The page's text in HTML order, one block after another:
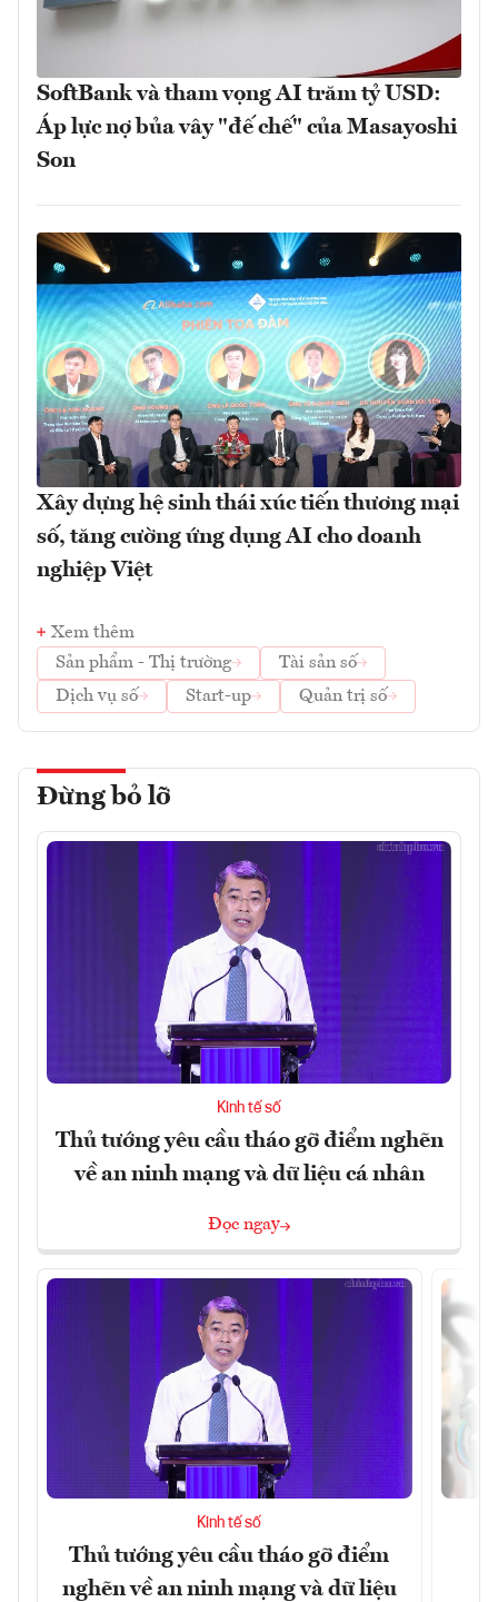
SoftBank và tham vọng AI trăm tỷ USD:
Áp lực nợ bủa vây "đế chế" của Masayoshi
Son
Xây dựng hệ sinh thái xúc tiến thương mại
số, tăng cường ứng dụng AI cho doanh
nghiệp Việt
Xem thêm
Sản phẩm - Thị trường
Tài sản số
Dịch vụ số
Start-up Quản trị số
Đừng bỏ lỡ
Kinh tế số
Thủ tướng yêu cầu tháo gỡ điểm nghẽn
về an ninh mạng và dữ liệu cá nhân
Đọc ngay
Kinh tế số
Thủ tướng yêu cầu tháo gỡ điểm
nghẽn về an ninh mạng và dữ liệu